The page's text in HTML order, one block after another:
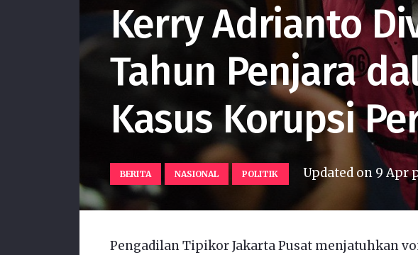
Kerry Adrianto
Tahun Penjara
Kasus Korupsi
BERITA NASIONAL POLITIK Updated on 9 Apr
Pengadilan Tipikor Jakarta Pusat menjatuhkan